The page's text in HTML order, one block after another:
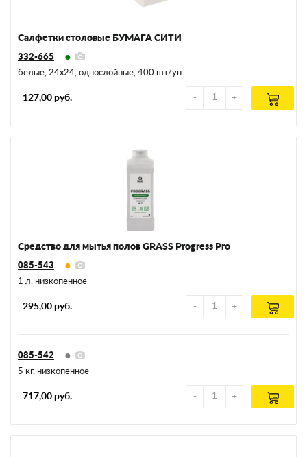
Салфетки столовые БУМАГА СИТИ
332-665
белые, 24х24, однослойные, 400 шт/уп
127,00 руб.
Средство для мытья полов GRASS Progress Pro
085-543
1 л, низкопенное
295,00 руб.
085-542
5 кг, низкопенное
717,00 руб.